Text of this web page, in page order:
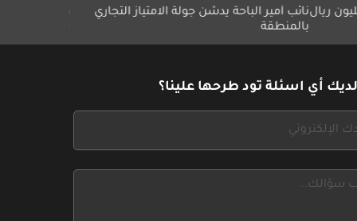
أمير الباحة يدشّن جولة الامتياز التجاري
مجموعة ميلاف تطلق
أي اسئلة تود طرحها علينا؟